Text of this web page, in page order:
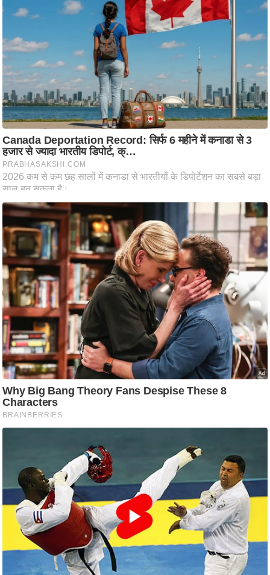
नी
वि
ष
ण
स
म
सा
म
यि
क
मा
तृ
भू
मि
स्तं
भ
ए
म
.
आ
र
.
आ
य
प
र
स
मी
क्षा
ध